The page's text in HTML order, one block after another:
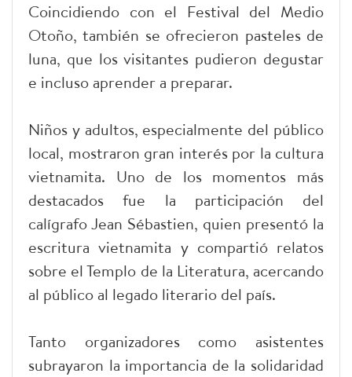
Coincidiendo con el Festival del Medio
Otoño, también se ofrecieron pasteles de
luna, que los visitantes pudieron degustar
e incluso aprender a preparar.
Niños y adultos, especialmente del público
local, mostraron gran interés por la cultura
vietnamita. Uno de los momentos más
destacados fue la participación del
calígrafo Jean Sébastien, quien presentó la
escritura vietnamita y compartió relatos
sobre el Templo de la Literatura, acercando
al público al legado literario del país.
Tanto organizadores como asistentes
subrayaron la importancia de la solidaridad